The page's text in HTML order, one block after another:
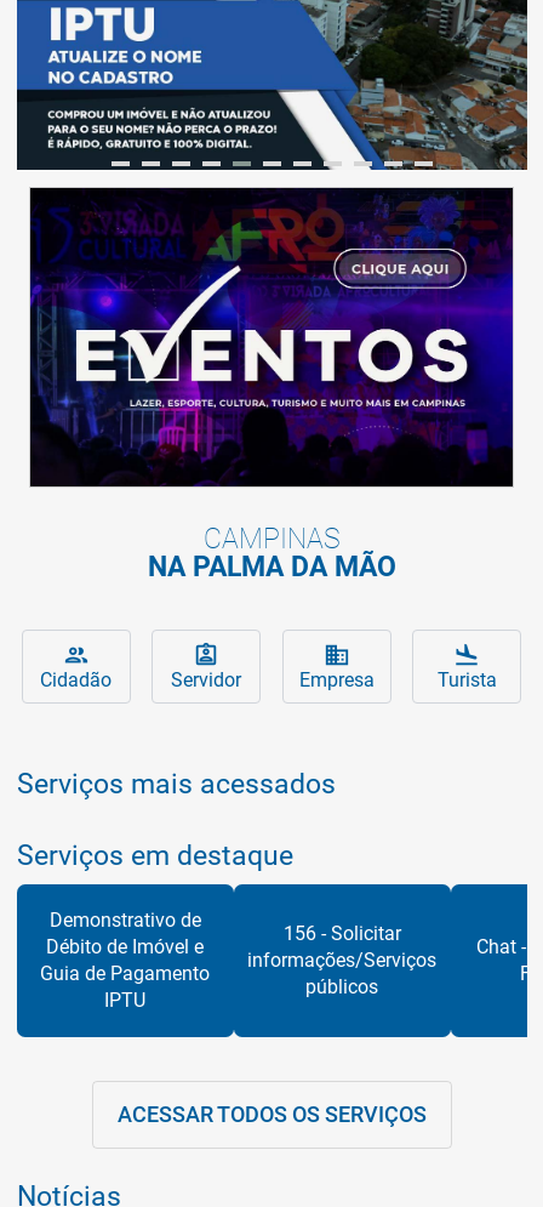
CAMPINAS
NA PALMA DA MÃO
people
Cidadão
Serviços da Prefeitura para você
assignment_ind
Servidor
Principais assuntos que interessam ao
business
Empresa
Serviços da Prefeitura
flight_land
Turista
Serviços mais acessados
Serviços em destaque
Demonstrativo de
Débito de Imóvel e
Guia de Pagamento
IPTU
156 - Solicitar
informações/Serviços
públicos
Chat -
ACESSAR TODOS OS SERVIÇOS
Notícias